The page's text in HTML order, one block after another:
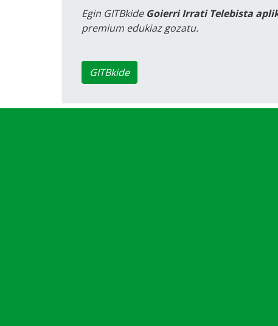
Egin GITBkide Goierri Irrati Telebista
premium edukiaz gozatu.
GITBkide